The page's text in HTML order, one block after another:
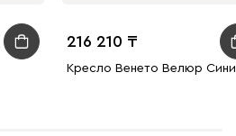
216 210
Кресло Венето Велюр